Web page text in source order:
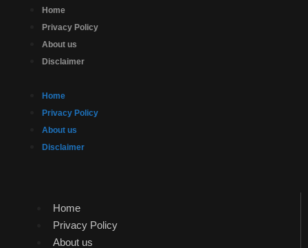
Home
Privacy Policy
About us
Disclaimer
Home
Privacy Policy
About us
Disclaimer
Home
Privacy Policy
About us